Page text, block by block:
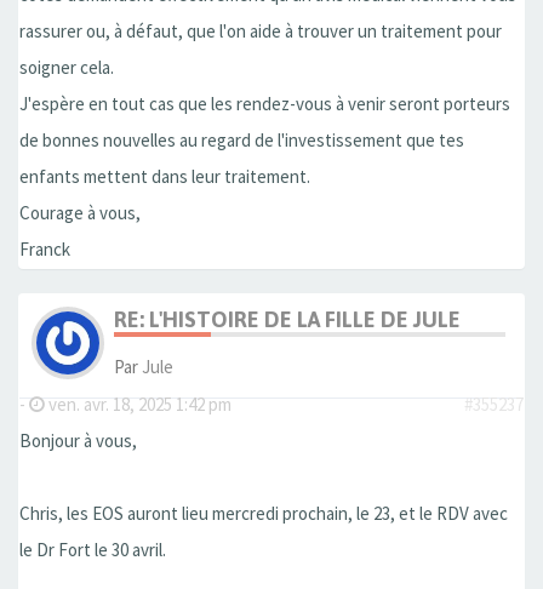
rassurer ou, à défaut, que l'on aide à trouver un traitement pour
soigner cela.
J'espère en tout cas que les rendez-vous à venir seront porteurs
de bonnes nouvelles au regard de l'investissement que tes
enfants mettent dans leur traitement.
Courage à vous,
Franck
RE: L'HISTOIRE DE LA FILLE DE JULE
Par Jule
-
ven. avr. 18, 2025 1:42 pm
#355237
Bonjour à vous,
Chris, les EOS auront lieu mercredi prochain, le 23, et le RDV avec
le Dr Fort le 30 avril.